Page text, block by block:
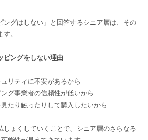
ングはしない」と回答するシニア層は、その
。
ピングをしない理由
ティに不安があるから
事業者の信頼性が低いから
り触ったりして購入したいから
しょくしていくことで、シニア層のさらなる